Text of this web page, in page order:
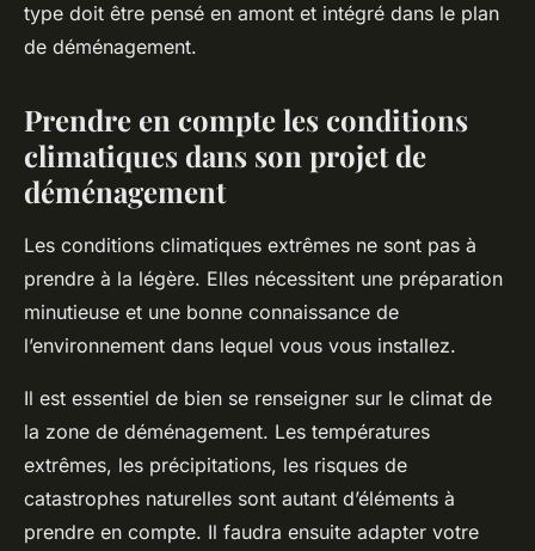
type doit être pensé en amont et intégré dans le plan
de déménagement.
Prendre en compte les conditions
climatiques dans son projet de
déménagement
Les conditions climatiques extrêmes ne sont pas à
prendre à la légère. Elles nécessitent une préparation
minutieuse et une bonne connaissance de
l’environnement dans lequel vous vous installez.
Il est essentiel de bien se renseigner sur le climat de
la zone de déménagement. Les températures
extrêmes, les précipitations, les risques de
catastrophes naturelles sont autant d’éléments à
prendre en compte. Il faudra ensuite adapter votre